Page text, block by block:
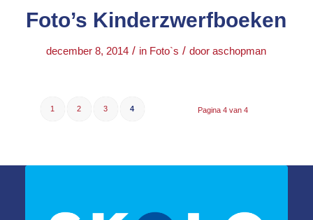
Foto’s Kinderzwerfboeken
december 8, 2014 / in Foto`s / dooraschopman
Pagina 4 van 4
1 2 3 4